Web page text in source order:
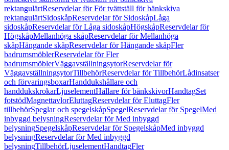
rektangulärtReservdelar för För tvättställ för bänkskiva
rektangulärtSidoskåpReservdelar för SidoskåpLåga
sidoskåpReservdelar för Låga sidoskåpHögskåpReservdelar för
HögskåpMellanhöga skåpReservdelar för Mellanhöga
skåpHängande skåpReservdelar för Hängande skåpFler
badrumsmöblerReservdelar för Fler
badrumsmöblerVäggavställningsytorReservdelar för
VäggavställningsytorTillbehörReservdelar för TillbehörLådinsatser
och förvaringsboxarHanddukshållare och
handdukskrokarLjuselementHållare för bänkskivorHandtagSet
fotstödMagnettavlorEluttagReservdelar för EluttagFler
tillbehörSpeglar och spegelskåpSpegelReservdelar för SpegelMed
inbyggd belysningReservdelar för Med inbyggd
belysningSpegelskåpReservdelar för SpegelskåpMed inbyggd
belysningReservdelar för Med inbyggd
belysningTillbehörLjuselementHandtagFler